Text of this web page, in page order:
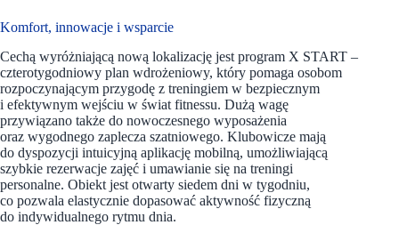
Komfort, innowacje i wsparcie
Cechą wyróżniającą nową lokalizację jest program X START –
czterotygodniowy plan wdrożeniowy, który pomaga osobom
rozpoczynającym przygodę z treningiem w bezpiecznym
i efektywnym wejściu w świat fitnessu. Dużą wagę
przywiązano także do nowoczesnego wyposażenia
oraz wygodnego zaplecza szatniowego. Klubowicze mają
do dyspozycji intuicyjną aplikację mobilną, umożliwiającą
szybkie rezerwacje zajęć i umawianie się na treningi
personalne. Obiekt jest otwarty siedem dni w tygodniu,
co pozwala elastycznie dopasować aktywność fizyczną
do indywidualnego rytmu dnia.